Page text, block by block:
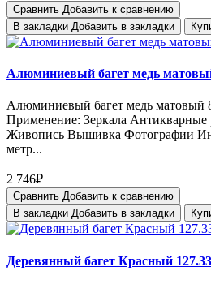
Сравнить Добавить к сравнению
В закладки Добавить в закладки
Алюминиевый багет медь
Алюминиевый багет медь матовый
Применение: Зеркала Антикварные
Живопись Вышивка Фотографии
метр...
2 746₽
Сравнить Добавить к сравнению
В закладки Добавить в закладки
Деревянный багет Красный